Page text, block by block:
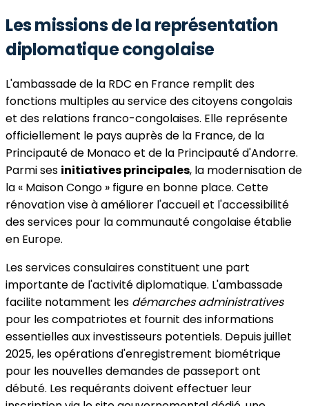
Les missions de la représentation
diplomatique congolaise
L'ambassade de la RDC en France remplit des
fonctions multiples au service des citoyens congolais
et des relations franco-congolaises. Elle représente
officiellement le pays auprès de la France, de la
Principauté de Monaco et de la Principauté d'Andorre.
Parmi ses initiatives principales, la modernisation de
la « Maison Congo » figure en bonne place. Cette
rénovation vise à améliorer l'accueil et l'accessibilité
des services pour la communauté congolaise établie
en Europe.
Les services consulaires constituent une part
importante de l'activité diplomatique. L'ambassade
facilite notamment les démarches administratives
pour les compatriotes et fournit des informations
essentielles aux investisseurs potentiels. Depuis juillet
2025, les opérations d'enregistrement biométrique
pour les nouvelles demandes de passeport ont
débuté. Les requérants doivent effectuer leur